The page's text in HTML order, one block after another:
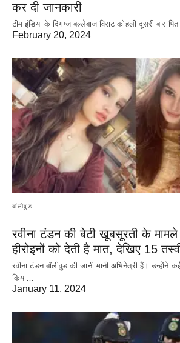
कर दी‌ जानकारी
टीम इंडिया के दिगग्ज बल्लेबाज विराट कोहली दूसरी बार
February 20, 2024
बॉलीवुड
रवीना टंडन की बेटी खूबसूरती के मामले
हीरोइनों को देती है मात, देखिए 15
रवीना टंडन बॉलीवुड की जानी मानी अभिनेत्री हैं। उन्होंने
किया…
January 11, 2024